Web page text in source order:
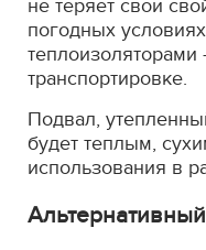
не теряет свои
погодных
транспортировке.
Подвал,
будет теплым,
использования в